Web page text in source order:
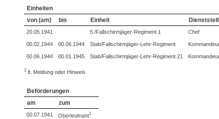
Einheiten
von (am)
bis Einheit
20.05.1941 5./Fallschirmjäger-Regiment 1 Chef
00.02.1944 00.06.1944 Stab/Fallschirmjäger-Lehr-Regiment
00.06.1944 00.01.1945 Stab/Fallschirmjäger-Lehr-Regiment 21
1 lt. Meldung oder Hinweis
Beförderungen
am
zum
00.07.1941 Oberleutnant1